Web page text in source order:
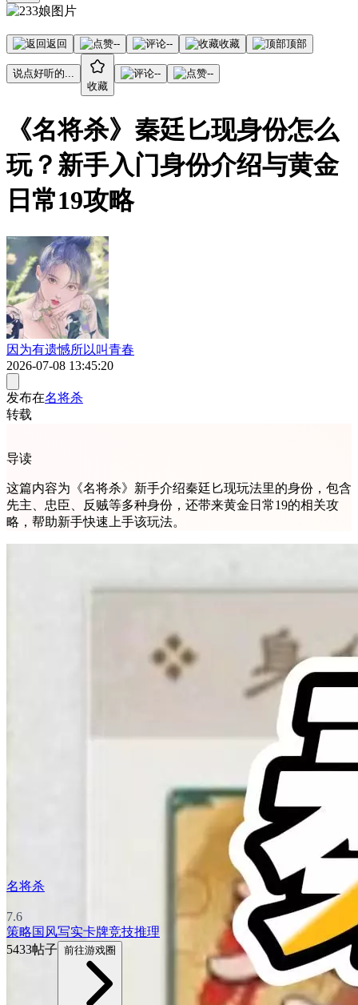
返回 -- -- 收藏 顶部
说点好听的...
收藏
-- --
《名将杀》秦廷匕现身份怎么
玩？新手入门身份介绍与黄金
日常19攻略
因为有遗憾所以叫青春
2026-07-08 13:45:20
发布在名将杀
转载
导读
这篇内容为《名将杀》新手介绍秦廷匕现玩法里的身份，包含
先主、忠臣、反贼等多种身份，还带来黄金日常19的相关攻
略，帮助新手快速上手该玩法。
名将杀
7.6
策略国风写实卡牌竞技推理
5433帖子 前往游戏圈